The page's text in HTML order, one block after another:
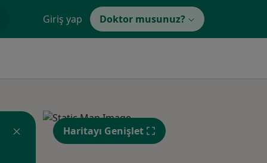
Giriş yap Doktor musunuz?
Haritayı Genişlet